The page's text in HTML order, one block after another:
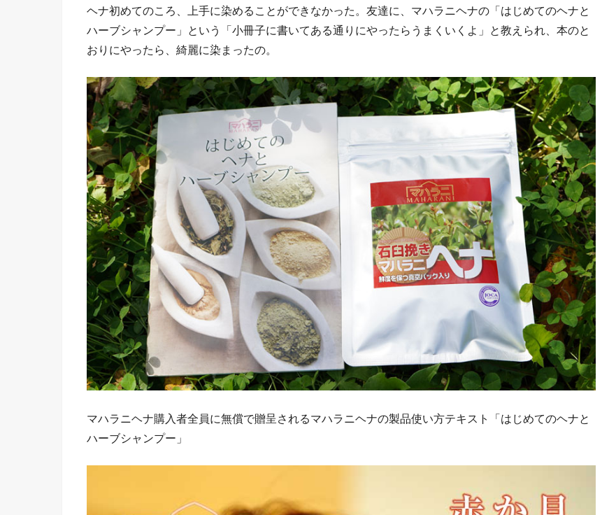
ヘナ初めてのころ、上手に染めることができなかった。友達に、マハラニヘナの「はじめてのヘナと
ハーブシャンプー」という「小冊子に書いてある通りにやったらうまくいくよ」と教えられ、本のと
おりにやったら、綺麗に染まったの。
マハラニヘナ購入者全員に無償で贈呈されるマハラニヘナの製品使い方テキスト「はじめてのヘナと
ハーブシャンプー」